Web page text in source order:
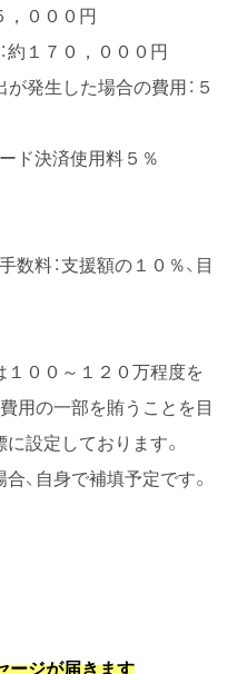
，０００円
約１７０，０００円
が発生した場合の費用：５
ド決済使用料５％
数料：支援額の１０％、目
００～１２０万程度を
用の一部を賄うことを目
設定しております。
、自身で補填予定です。
ージが届きます